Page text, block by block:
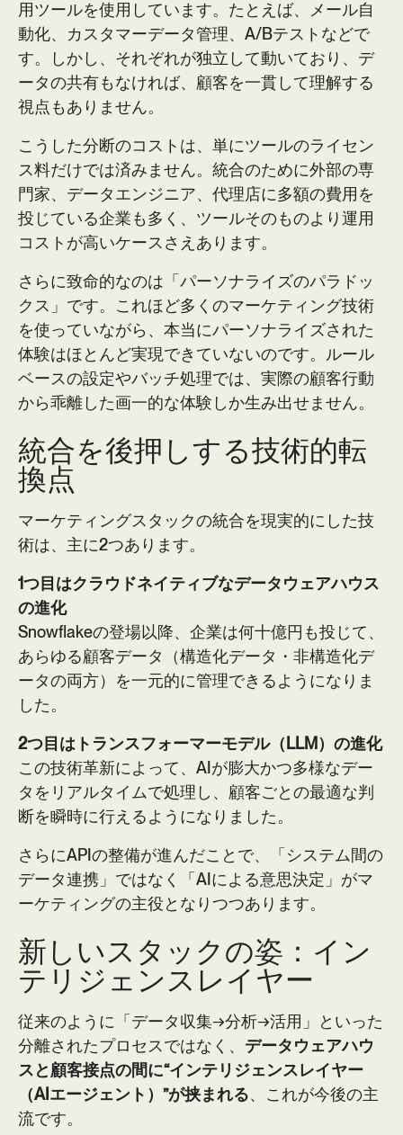
用ツールを使用しています。たとえば、メール自
動化、カスタマーデータ管理、A/Bテストなどで
す。しかし、それぞれが独立して動いており、デ
ータの共有もなければ、顧客を一貫して理解する
視点もありません。
こうした分断のコストは、単にツールのライセン
ス料だけでは済みません。統合のために外部の専
門家、データエンジニア、代理店に多額の費用を
投じている企業も多く、ツールそのものより運用
コストが高いケースさえあります。
さらに致命的なのは「パーソナライズのパラドッ
クス」です。これほど多くのマーケティング技術
を使っていながら、本当にパーソナライズされた
体験はほとんど実現できていないのです。ルール
ベースの設定やバッチ処理では、実際の顧客行動
から乖離した画一的な体験しか生み出せません。
統合を後押しする技術的転
換点
マーケティングスタックの統合を現実的にした技
術は、主に2つあります。
1つ目はクラウドネイティブなデータウェアハウス
の進化
Snowflakeの登場以降、企業は何十億円も投じて、
あらゆる顧客データ（構造化データ・非構造化デ
ータの両方）を一元的に管理できるようになりま
した。
2つ目はトランスフォーマーモデル（LLM）の進化
この技術革新によって、AIが膨大かつ多様なデー
タをリアルタイムで処理し、顧客ごとの最適な判
断を瞬時に行えるようになりました。
さらにAPIの整備が進んだことで、「システム間の
データ連携」ではなく「AIによる意思決定」がマ
ーケティングの主役となりつつあります。
新しいスタックの姿：イン
テリジェンスレイヤー
従来のように「データ収集→分析→活用」といった
分離されたプロセスではなく、 データウェアハウ
スと顧客接点の間に“インテリジェンスレイヤー
（AIエージェント）”が挟まれる、これが今後の主
流です。